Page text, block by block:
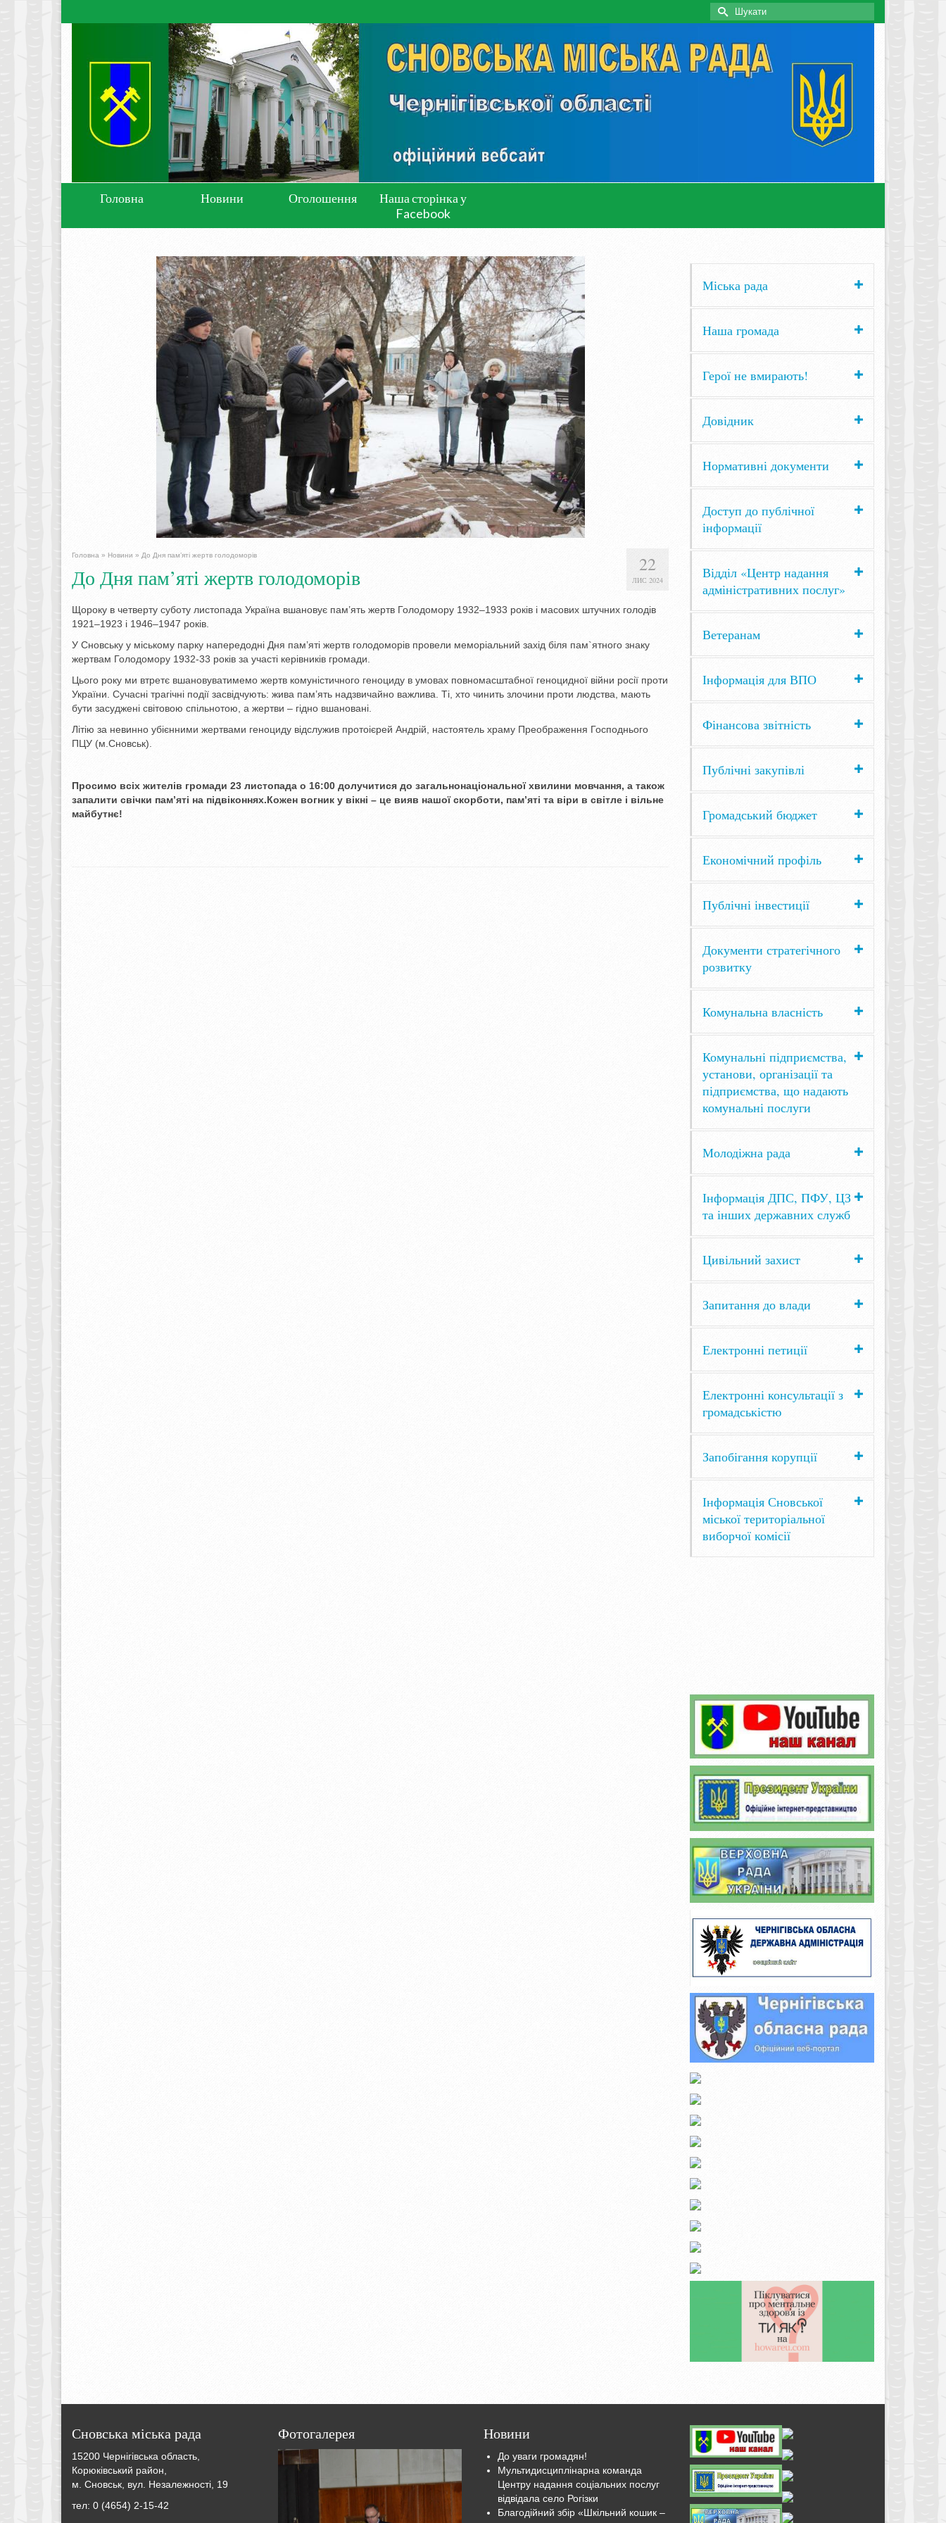
Search
for:
Головна Новини Оголошення
Наша сторінка у
Facebook
22
ЛИС 2024
Головна » Новини » До Дня пам’яті жертв голодоморів
До Дня пам’яті жертв голодоморів
Щороку в четверту суботу листопада Україна вшановує пам’ять жертв Голодомору 1932–1933 років і масових штучних голодів
1921–1923 і 1946–1947 років.
У Сновську у міському парку напередодні Дня пам’яті жертв голодоморів провели меморіальний захід біля пам`ятного знаку
жертвам Голодомору 1932-33 років за участі керівників громади.
Цього року ми втретє вшановуватимемо жертв комуністичного геноциду в умовах повномасштабної геноцидної війни росії проти
України. Сучасні трагічні події засвідчують: жива пам’ять надзвичайно важлива. Ті, хто чинить злочини проти людства, мають
бути засуджені світовою спільнотою, а жертви – гідно вшановані.
Літію за невинно убієнними жертвами геноциду відслужив протоієрей Андрій, настоятель храму Преображення Господнього
ПЦУ (м.Сновськ).
Просимо всіх жителів громади 23 листопада о 16:00 долучитися до загальнонаціональної хвилини мовчання, а також
запалити свічки пам’яті на підвіконнях.Кожен вогник у вікні – це вияв нашої скорботи, пам’яті та віри в світле і вільне
майбутнє!
Міська рада
Наша громада
Герої не вмирають!
Довідник
Нормативні документи
Доступ до публічної
інформації
Відділ «Центр надання
адміністративних послуг»
Ветеранам
Інформація для ВПО
Фінансова звітність
Публічні закупівлі
Громадський бюджет
Економічний профіль
Публічні інвестиції
Документи стратегічного
розвитку
Комунальна власність
Комунальні підприємства,
установи, організації та
підприємства, що надають
комунальні послуги
Молодіжна рада
Інформація ДПС, ПФУ, ЦЗ
та інших державних служб
Цивільний захист
Запитання до влади
Електронні петиції
Електронні консультації з
громадськістю
Запобігання корупції
Інформація Сновської
міської територіальної
виборчої комісії
Сновська міська рада
15200 Чернігівська область,
Корюківський район,
м. Сновськ, вул. Незалежності, 19
тел: 0 (4654) 2-15-42
Фотогалерея Новини
До уваги громадян!
Мультидисциплінарна команда
Центру надання соціальних послуг
відвідала село Рогізки
Благодійний збір «Шкільний кошик –